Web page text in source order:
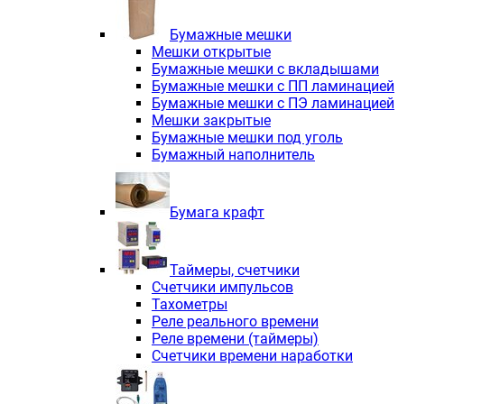
Электродвигатели асинхронные трёхфазные с
Электродвигатели асинхронные трёхфазные
Трехфазные асинхронные электродвигатели
Независимая вентиляция INNORED
Взрывозащищенная независимая вентиляция
Одноступенчатые цилиндрические редукторы
Экономичные червячные редукторы INNORED в
Компактные мотор-редукторы INNORED
Компактные мотор-редукторы INNORED MC
Вибраторы INNORED
Вариаторы INNORED
Бумажные мешки
Мешки открытые
Бумажные мешки с вкладышами
Бумажные мешки с ПП ламинацией
Бумажные мешки с ПЭ ламинацией
Мешки закрытые
Бумажные мешки под уголь
Бумажный наполнитель
Бумага крафт
Таймеры, счетчики
Счетчики импульсов
Тахометры
Реле реального времени
Реле времени (таймеры)
Счетчики времени наработки